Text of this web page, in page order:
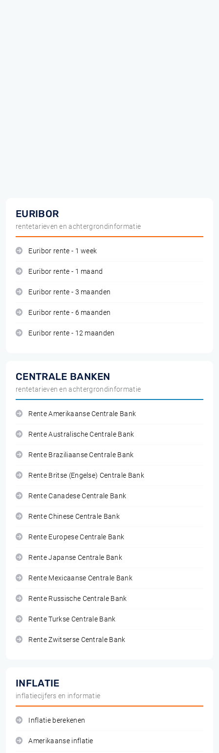
EURIBOR
rentetarieven en achtergrondinformatie
Euribor rente - 1 week
Euribor rente - 1 maand
Euribor rente - 3 maanden
Euribor rente - 6 maanden
Euribor rente - 12 maanden
CENTRALE BANKEN
rentetarieven en achtergrondinformatie
Rente Amerikaanse Centrale Bank
Rente Australische Centrale Bank
Rente Braziliaanse Centrale Bank
Rente Britse (Engelse) Centrale Bank
Rente Canadese Centrale Bank
Rente Chinese Centrale Bank
Rente Europese Centrale Bank
Rente Japanse Centrale Bank
Rente Mexicaanse Centrale Bank
Rente Russische Centrale Bank
Rente Turkse Centrale Bank
Rente Zwitserse Centrale Bank
INFLATIE
inflatiecijfers en informatie
Inflatie berekenen
Amerikaanse inflatie